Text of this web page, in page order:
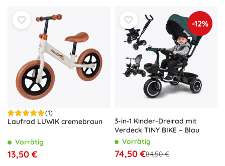
(1)
Laufrad LUWIK cremebraun
Vorrätig
13,50 €
-12%
3-in-1 Kinder-Dreirad mit
Verdeck TINY BIKE – Blau
Vorrätig
74,50 €84,50 €